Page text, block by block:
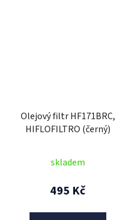
Olejový filtr HF171BRC,
HIFLOFILTRO (černý)
skladem
495 Kč